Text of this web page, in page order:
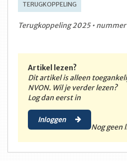
TERUGKOPPELING
Terugkoppeling 2025 • nummer
Artikel lezen?
Dit artikel is alleen
NVON. Wil je verder lezen?
Log dan eerst in
Inloggen
Nog geen